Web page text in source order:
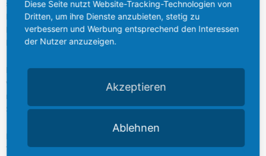
sind bereits vorhanden, die Wege sind kurz und wir haben
Erfahrung mit Großveranstaltungen. Gleichzeitig könnten wichtige
Projekte schneller vorankommen, etwa beim Ausbau von
Infrastruktur oder bei der Modernisierung von Sportanlagen.
Mir ist aber genauso wichtig: Am Ende muss es für die Menschen
vor Ort einen echten Mehrwert geben. Gute Sportangebote,
moderne Anlagen und eine stärkere Förderung. Nicht nur für den
Spitzensport, sondern auch für den Breitensport.
Thema da ist. Jetzt kommt es darauf an, diese Energie
Diese Seite nutzt Website-Tracking-Technologien von
Dritten, um ihre Dienste anzubieten, stetig zu
verbessern und Werbung entsprechend den Interessen
der Nutzer anzuzeigen.
Akzeptieren
Ablehnen